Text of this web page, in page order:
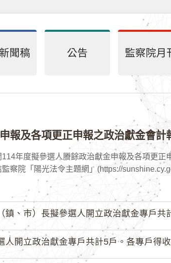
聞稿 公告 監察院月
報及各項更正申報之政治獻金會計
年度擬參選人賸餘政治獻金申報及各項更正
察院「陽光法令主題網」(https://
市）長擬參選人開立政治獻金專戶共計8戶
立政治獻金專戶共計5戶。各專戶得收受政